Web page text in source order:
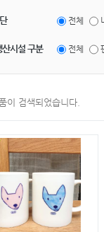
전체
시설 구분 전체
이 검색되었습니다.